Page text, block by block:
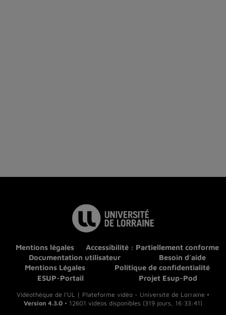
Mentions légales
Accessibilité : Partiellement conforme
Documentation utilisateur
Besoin d'aide
Mentions Légales
Politique de confidentialité
ESUP-Portail
Projet Esup-Pod
Vidéothèque de l'UL | Plateforme vidéo - Université de Lorraine •
Version 4.3.0 • 12601 vidéos disponibles (319 jours, 16:33:41)